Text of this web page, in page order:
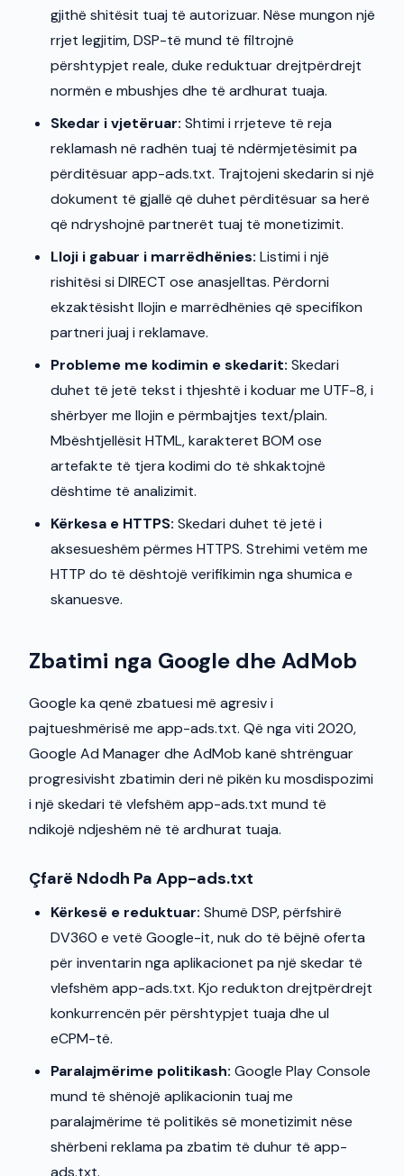
gjithë shitësit tuaj të autorizuar. Nëse mungon një
rrjet legjitim, DSP-të mund të filtrojnë
përshtypjet reale, duke reduktuar drejtpërdrejt
normën e mbushjes dhe të ardhurat tuaja.
Skedar i vjetëruar: Shtimi i rrjeteve të reja
reklamash në radhën tuaj të ndërmjetësimit pa
përditësuar app-ads.txt. Trajtojeni skedarin si një
dokument të gjallë që duhet përditësuar sa herë
që ndryshojnë partnerët tuaj të monetizimit.
Lloji i gabuar i marrëdhënies: Listimi i një
rishitësi si DIRECT ose anasjelltas. Përdorni
ekzaktësisht llojin e marrëdhënies që specifikon
partneri juaj i reklamave.
Probleme me kodimin e skedarit: Skedari
duhet të jetë tekst i thjeshtë i koduar me UTF-8, i
shërbyer me llojin e përmbajtjes text/plain.
Mbështjellësit HTML, karakteret BOM ose
artefakte të tjera kodimi do të shkaktojnë
dështime të analizimit.
Kërkesa e HTTPS: Skedari duhet të jetë i
aksesueshëm përmes HTTPS. Strehimi vetëm me
HTTP do të dështojë verifikimin nga shumica e
skanuesve.
Zbatimi nga Google dhe AdMob
Google ka qenë zbatuesi më agresiv i
pajtueshmërisë me app-ads.txt. Që nga viti 2020,
Google Ad Manager dhe AdMob kanë shtrënguar
progresivisht zbatimin deri në pikën ku mosdispozimi
i një skedari të vlefshëm app-ads.txt mund të
ndikojë ndjeshëm në të ardhurat tuaja.
Çfarë Ndodh Pa App-ads.txt
Kërkesë e reduktuar: Shumë DSP, përfshirë
DV360 e vetë Google-it, nuk do të bëjnë oferta
për inventarin nga aplikacionet pa një skedar të
vlefshëm app-ads.txt. Kjo redukton drejtpërdrejt
konkurrencën për përshtypjet tuaja dhe ul
eCPM-të.
Paralajmërime politikash: Google Play Console
mund të shënojë aplikacionin tuaj me
paralajmërime të politikës së monetizimit nëse
shërbeni reklama pa zbatim të duhur të app-
ads.txt.